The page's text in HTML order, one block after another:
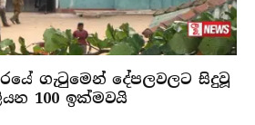
ගැටුමෙන් දේපලවලට සිදුවූ
100 ඉක්මවයි